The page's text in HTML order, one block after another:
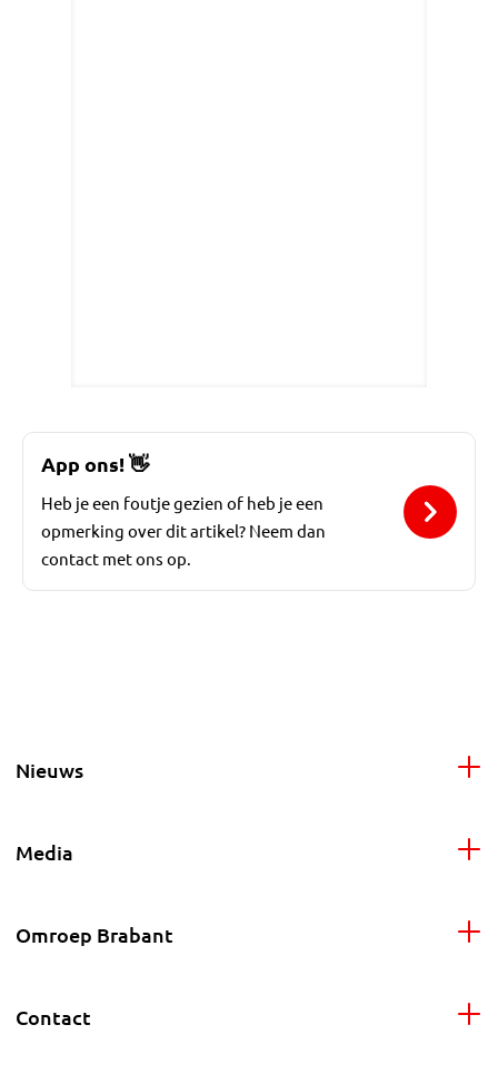
App ons!👋
Heb je een foutje gezien of heb je een
opmerking over dit artikel? Neem dan
contact met ons op.
Nieuws
Media
Omroep Brabant
Contact